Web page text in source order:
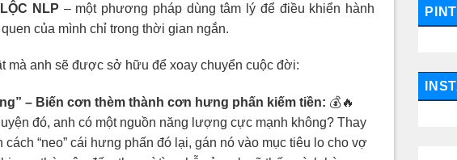
LỘC NLP – một phương pháp dùng tâm lý để điều khiển hành
của mình chỉ trong thời gian ngắn.
mà anh sẽ được sở hữu để xoay chuyển cuộc đời:
– Biến cơn thèm thành cơn hưng phấn kiếm tiền: 💰🔥
đó, anh có một nguồn năng lượng cực mạnh không? Thay
“neo” cái hưng phấn đó lại, gán nó vào mục tiêu lo cho vợ